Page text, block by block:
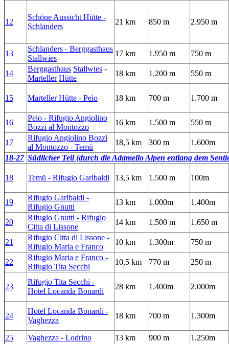
12
Schöne Aussicht Hütte -
Schlanders
21 km 850 m 2.950 m
13
Schlanders - Berggasthaus
Stallwies
17 km 1.950 m 750 m
14
Berggasthaus Stallwies -
Marteller Hütte
18 km 1.200 m 550 m
15 Marteller Hütte - Peio 18 km 700 m 1.700 m
16
Peio - Rifugio Angiolino
Bozzi al Montozzo
16 km 1.500 m 550 m
17
Rifugio Angiolino Bozzi
al Montozzo - Temü
18,5 km 300 m
1.600m
18-27 SüdlicherTeil(durch die Adamello Alpen entlang dem
18 Temü - Rifugio Garibaldi 13,5 km 1.500 m 100m
19
Rifugio Garibaldi -
Rifugio Gnutti
13 km 1.000m 1.400m
20
Rifugio Gnutti - Rifugio
Citta di Lissone
14 km 1.500 m 1.650 m
21
Rifugio Citta di Lissone -
Rifugio Maria e Franco
10 km 1.300m 750 m
22
Rifugio Maria e Franco -
Rifugio Tita Secchi
10,5 km 770 m 250 m
23
Rifugio Tita Secchi -
Hotel Locanda Bonardi
28 km 1.400m 2.000m
24
Hotel Locanda Bonardi -
Vaghezza
18 km 700 m 1.300m
25 Vaghezza - Lodrino 13 km 900 m 1.250m